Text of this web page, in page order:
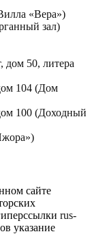
«Вера»)
зал)
дом 50, литера
104 (Дом
100 (Доходный
сайте
rus-
указание